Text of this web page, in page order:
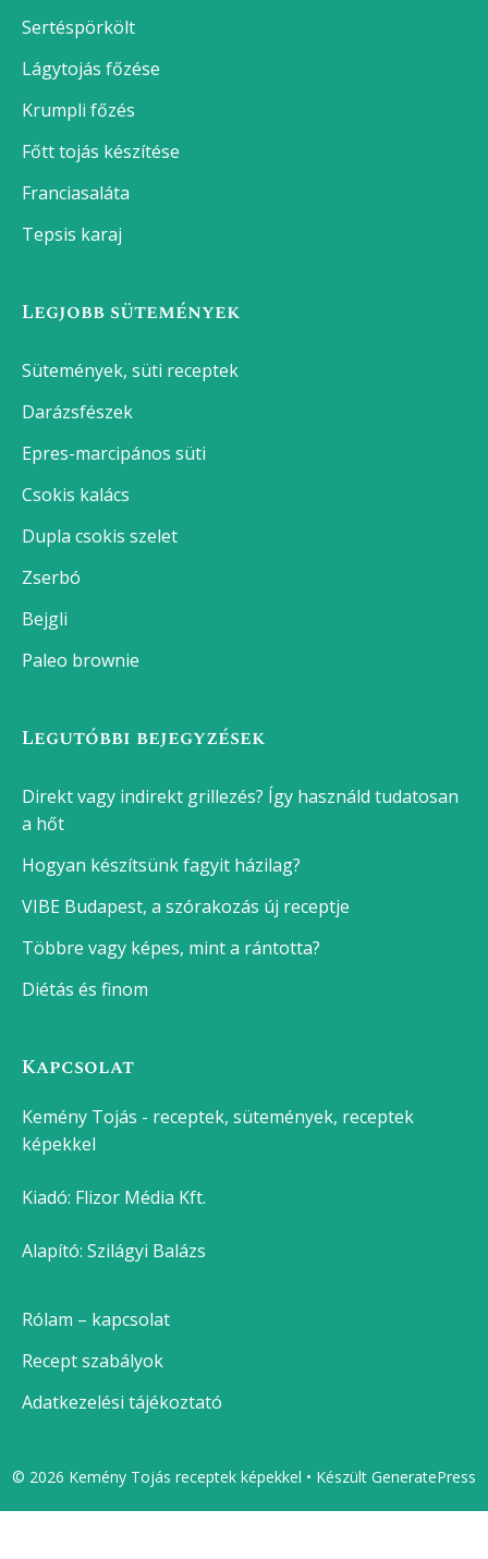
Sertéspörkölt
Lágytojás főzése
Krumpli főzés
Főtt tojás készítése
Franciasaláta
Tepsis karaj
Legjobb sütemények
Sütemények, süti receptek
Darázsfészek
Epres-marcipános süti
Csokis kalács
Dupla csokis szelet
Zserbó
Bejgli
Paleo brownie
Legutóbbi bejegyzések
Direkt vagy indirekt grillezés? Így használd tudatosan
a hőt
Hogyan készítsünk fagyit házilag?
VIBE Budapest, a szórakozás új receptje
Többre vagy képes, mint a rántotta?
Diétás és finom
Kapcsolat
Kemény Tojás - receptek, sütemények, receptek
képekkel
Kiadó: Flizor Média Kft.
Alapító: Szilágyi Balázs
Rólam – kapcsolat
Recept szabályok
Adatkezelési tájékoztató
© 2026 Kemény Tojás receptek képekkel • Készült GeneratePress